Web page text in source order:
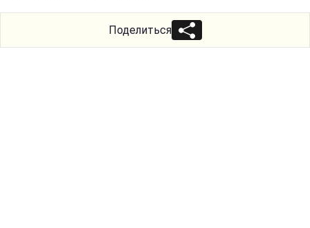
Поделиться